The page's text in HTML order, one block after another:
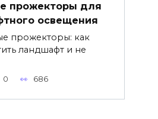
прожекторы для
освещения
прожекторы: как
ландшафт и не
0 686